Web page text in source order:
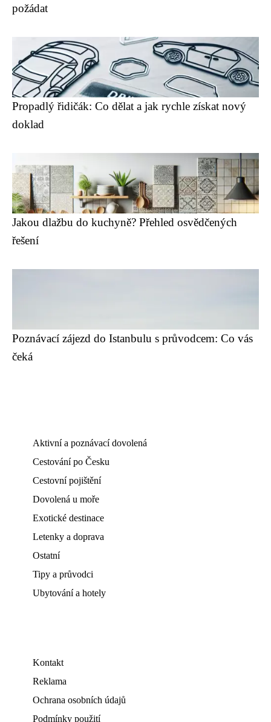
požádat
Propadlý řidičák: Co dělat a jak rychle získat nový
doklad
Jakou dlažbu do kuchyně? Přehled osvědčených
řešení
Poznávací zájezd do Istanbulu s průvodcem: Co vás
čeká
Aktivní a poznávací dovolená
Cestování po Česku
Cestovní pojištění
Dovolená u moře
Exotické destinace
Letenky a doprava
Ostatní
Tipy a průvodci
Ubytování a hotely
Kontakt
Reklama
Ochrana osobních údajů
Podmínky použití